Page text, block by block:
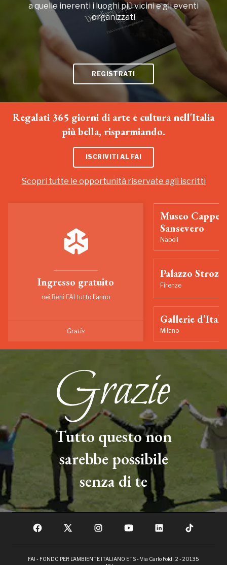
a quelle inerenti i luoghi più vicini e gli eventi
organizzati
REGISTRATI
Regalati 365 giorni di arte e cultura nell'Italia
più bella, risparmiando.
ISCRIVITI AL FAI
Scopri tutte le opportunità riservate agli iscritti
Ingresso gratuito
nei Beni FAI tutto l'anno
Gratis
Museo
Sansevero
Napoli
Palazzo Strozzi
Firenze
Gallerie
Milano
Tutto questo non
sarebbe possibile
senza di te
FAI - FONDO PER L'AMBIENTE ITALIANO ETS - Via Carlo Foldi, 2 - 20135